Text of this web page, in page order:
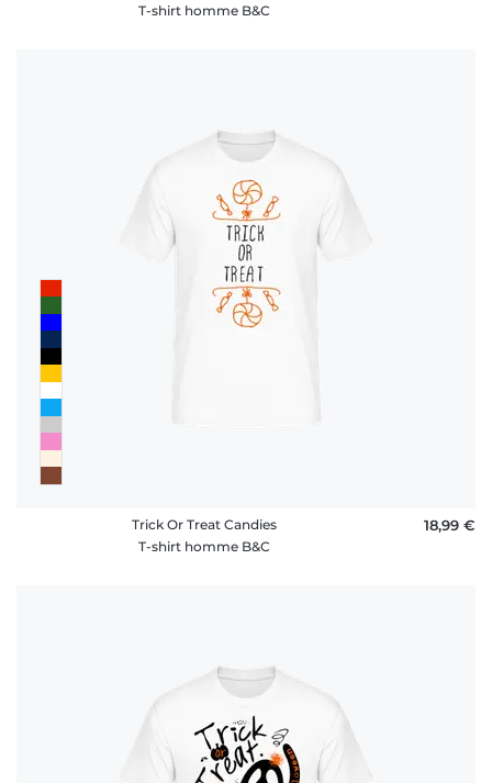
T-shirt homme B&C
Trick Or Treat Candies
T-shirt homme B&C
18,99 €